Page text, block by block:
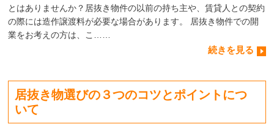
とはありませんか？居抜き物件の以前の持ち主や、賃貸人との契約
の際には造作譲渡料が必要な場合があります。 居抜き物件での開
業をお考えの方は、こ……
続きを見る
居抜き物選びの３つのコツとポイントにつ
いて